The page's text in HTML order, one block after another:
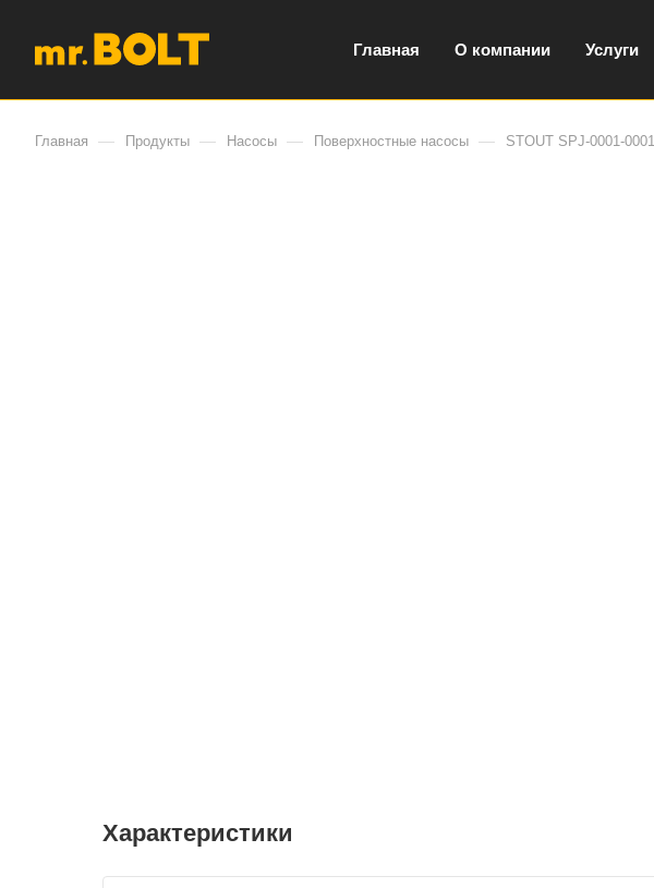
Главная О компании Услуги
Главная — Продукты — Насосы — Поверхностные насосы — STOUT SPJ-0001-
Характеристики